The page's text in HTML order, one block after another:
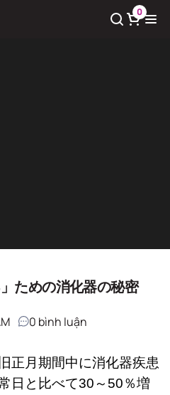
0
sạch
ための消化器の秘密
0 bình luận
正月期間中に消化器疾患
日と比べて30～50％増